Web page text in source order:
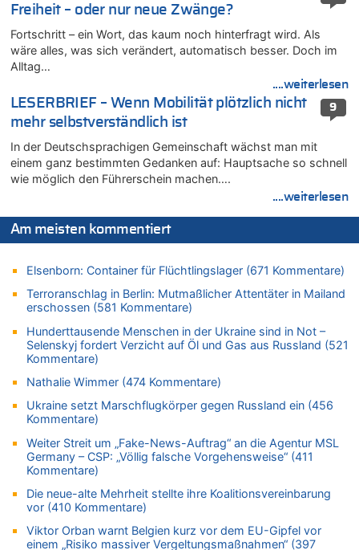
Politischer Eklat bei der Gedenkfeier in Marcinelle – Meloni:
„Schwerwiegende und beschämende Geste“
09.08.2026 - 17:18 von WK zu
Politischer Eklat bei der Gedenkfeier in Marcinelle – Meloni:
„Schwerwiegende und beschämende Geste“
09.08.2026 - 17:12 von Hugo Egon Bernhard von Sinnen zu
Belgier knackt Jackpot bei Lotterie EuroMillions und gewinnt
mehr als 111 Millionen €
09.08.2026 - 16:56 von Joseph Meyer zu
LESERBRIEF – Haben wir wirklich mehr Freiheit – oder nur
neue Zwänge?
Politischer Eklat bei der Gedenkfeier in Marcinelle – Meloni:
„Schwerwiegende und beschämende Geste“
LESERBRIEF – Haben wir wirklich mehr Freiheit – oder nur
neue Zwänge?
09.08.2026 - 16:36 von Alibaba zu
Politischer Eklat bei der Gedenkfeier in Marcinelle – Meloni:
„Schwerwiegende und beschämende Geste“
09.08.2026 - 16:25 von HarryderBelgier zu
Belgier knackt Jackpot bei Lotterie EuroMillions und gewinnt
09.08.2026 - 16:23 von Niedriglohnsektor zu
„Schwerwiegende und beschämende Geste“
09.08.2026 - 16:23 von Der Patriot zu
In Belgien missachten zwei von drei Autofahrern das
Tempolimit in 30er-Zonen – Untersuchung von Vias
09.08.2026 - 16:21 von Sparwasser zu
Politischer Eklat bei der Gedenkfeier in Marcinelle – Meloni:
Freiheit – oder nur neue Zwänge?
Fortschritt – ein Wort, das kaum noch hinterfragt wird. Als
wäre alles, was sich verändert, automatisch besser. Doch im
Alltag…
....weiterlesen
9
LESERBRIEF – Wenn Mobilität plötzlich nicht
mehr selbstverständlich ist
In der Deutschsprachigen Gemeinschaft wächst man mit
einem ganz bestimmten Gedanken auf: Hauptsache so schnell
wie möglich den Führerschein machen….
....weiterlesen
Am meisten kommentiert
Elsenborn: Container für Flüchtlingslager (671 Kommentare)
Terroranschlag in Berlin: Mutmaßlicher Attentäter in Mailand
erschossen (581 Kommentare)
Hunderttausende Menschen in der Ukraine sind in Not –
Selenskyj fordert Verzicht auf Öl und Gas aus Russland (521
Kommentare)
Nathalie Wimmer (474 Kommentare)
Ukraine setzt Marschflugkörper gegen Russland ein (456
Kommentare)
Weiter Streit um „Fake-News-Auftrag“ an die Agentur MSL
Germany – CSP: „Völlig falsche Vorgehensweise“ (411
Kommentare)
Die neue-alte Mehrheit stellte ihre Koalitionsvereinbarung
vor (410 Kommentare)
Viktor Orban warnt Belgien kurz vor dem EU-Gipfel vor
einem „Risiko massiver Vergeltungsmaßnahmen“ (397